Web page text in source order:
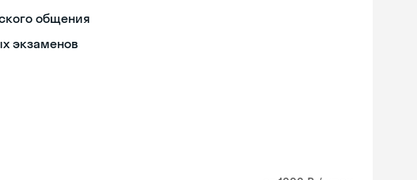
общения
экзаменов